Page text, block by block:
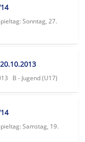
Sonntag, 27.
B - Jugend (U17)
Samstag, 19.